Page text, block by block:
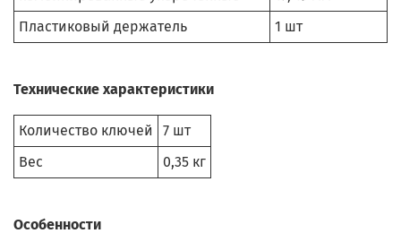
Пластиковый держатель
1 шт
Технические характеристики
Количество ключей
7 шт
Вес
0,35 кг
Особенности